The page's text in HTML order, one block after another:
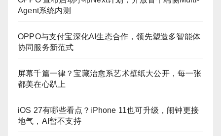
Agent系统内测
OPPO与支付宝深化AI生态合作，领先塑造多智能体
协同服务新范式
屏幕千篇一律？宝藏治愈系艺术壁纸大公开，每一张
都美在心趴上
iOS 27有哪些看点？iPhone 11也可升级，闹钟更接
地气，AI暂不支持